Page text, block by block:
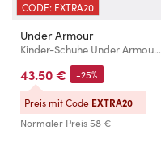
CODE: EXTRA20
Under Armour
Kinder-Schuhe Under Armour UA BPS Rogue 5 AL
43.50 €
Normaler Preis58 €
-25%
Preis mit Code EXTRA20